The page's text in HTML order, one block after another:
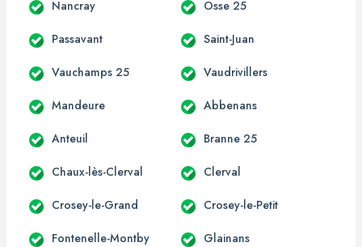
Nancray Osse 25
Passavant Saint-Juan
Vauchamps 25 Vaudrivillers
Mandeure Abbenans
Anteuil Branne 25
Chaux-lès-Clerval Clerval
Crosey-le-Grand Crosey-le-Petit
Fontenelle-Montby Glainans